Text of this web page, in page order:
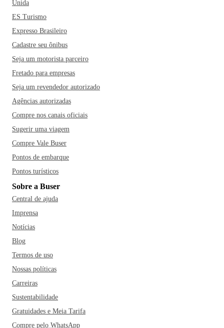
Unida
ES Turismo
Expresso Brasileiro
Cadastre seu ônibus
Seja um motorista parceiro
Fretado para empresas
Seja um revendedor autorizado
Agências autorizadas
Compre nos canais oficiais
Sugerir uma viagem
Compre Vale Buser
Pontos de embarque
Pontos turísticos
Sobre a Buser
Central de ajuda
Imprensa
Notícias
Blog
Termos de uso
Nossas políticas
Carreiras
Sustentabilidade
Gratuidades e Meia Tarifa
Compre pelo WhatsApp